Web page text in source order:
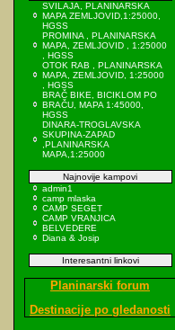
SVILAJA, PLANINARSKA
MAPA ZEMLJOVID,1:25000,
HGSS
PROMINA , PLANINARSKA
MAPA, ZEMLJOVID , 1:25000
, HGSS
OTOK RAB , PLANINARSKA
MAPA, ZEMLJOVID, 1:25000
, HGSS
BRAČ BIKE, BICIKLOM PO
BRAČU, MAPA 1:45000,
HGSS
DINARA-TROGLAVSKA
SKUPINA-ZAPAD
,PLANINARSKA
MAPA,1:25000
Najnovije kampovi
admin1
camp mlaska
CAMP SEGET
CAMP VRANJICA
BELVEDERE
Diana & Josip
Interesantni linkovi
Planinarski forum
Destinacije po gledanosti